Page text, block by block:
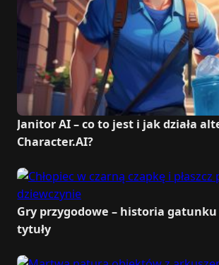
Janitor AI – co to jest i jak działa
Character.AI?
Gry przygodowe – historia
tytuły